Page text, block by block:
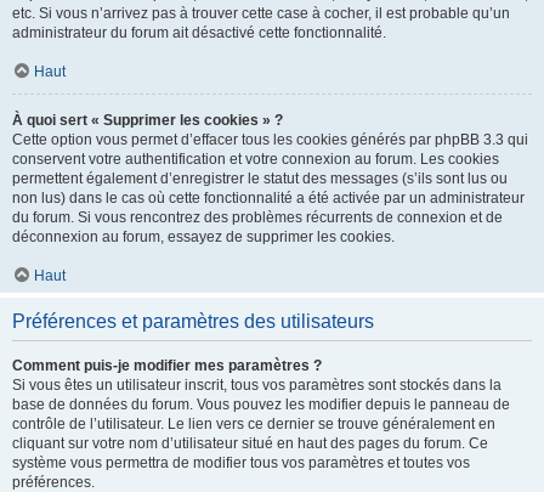
etc. Si vous n’arrivez pas à trouver cette case à cocher, il est probable qu’un
administrateur du forum ait désactivé cette fonctionnalité.
Haut
À quoi sert « Supprimer les cookies » ?
Cette option vous permet d’effacer tous les cookies générés par phpBB 3.3 qui
conservent votre authentification et votre connexion au forum. Les cookies
permettent également d’enregistrer le statut des messages (s’ils sont lus ou
non lus) dans le cas où cette fonctionnalité a été activée par un administrateur
du forum. Si vous rencontrez des problèmes récurrents de connexion et de
déconnexion au forum, essayez de supprimer les cookies.
Haut
Préférences et paramètres des utilisateurs
Comment puis-je modifier mes paramètres ?
Si vous êtes un utilisateur inscrit, tous vos paramètres sont stockés dans la
base de données du forum. Vous pouvez les modifier depuis le panneau de
contrôle de l’utilisateur. Le lien vers ce dernier se trouve généralement en
cliquant sur votre nom d’utilisateur situé en haut des pages du forum. Ce
système vous permettra de modifier tous vos paramètres et toutes vos
préférences.